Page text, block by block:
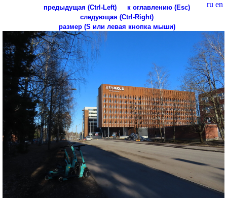
ru en
предыдущая (Ctrl-Left)
к оглавлению (Esc)
следующая (Ctrl-Right)
размер (S или левая кнопка мыши)